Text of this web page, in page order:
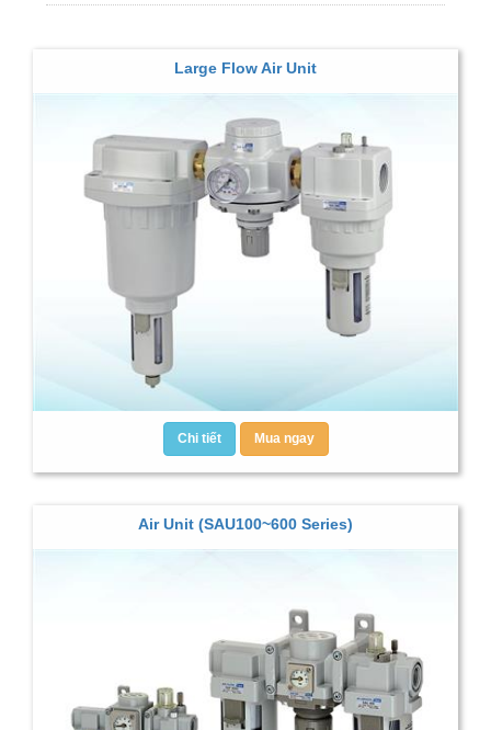
Large Flow Air Unit
Chi tiết Mua ngay
Air Unit (SAU100~600 Series)